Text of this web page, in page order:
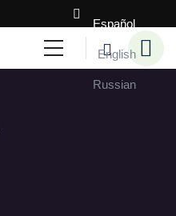
Español
English
Russian